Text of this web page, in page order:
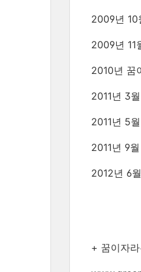
2009년 10
2009년 11
2010년 꿈
2011년 3
2011년 5
2011년 9
2012년 6
+ 꿈이자